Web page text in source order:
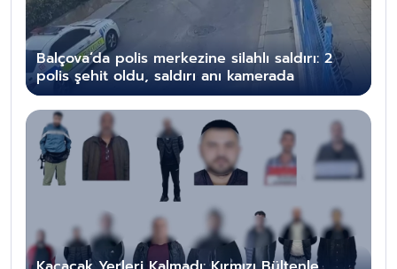
Balçova’da polis merkezine silahlı saldırı: 2
polis şehit oldu, saldırı anı kamerada